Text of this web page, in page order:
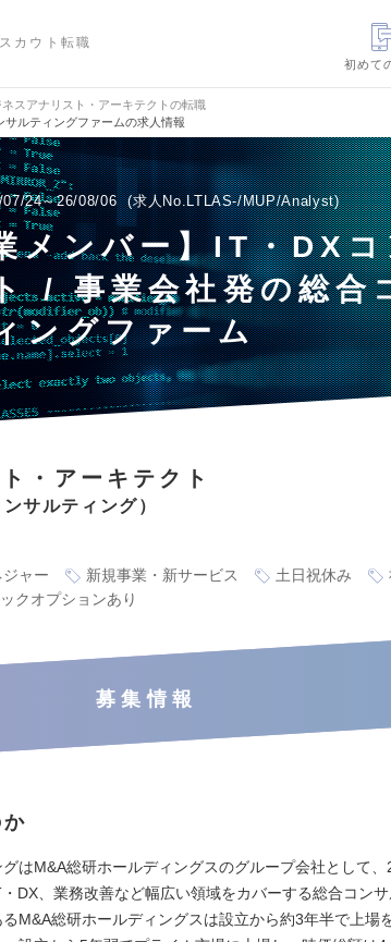
カウト転職
初めて
ネスアナリスト・アーキテクトの転職
サルティングファームの求人情報
07/24～26/08/06 求人No.LTLAS-/MUP/Analyst
メンバー】IT・DX
/ 事業会社発の総合
ングファーム
・アーキテクト
サルティング
ャー 新規事業・新サービス 土日祝休み
クオプションあり
募集情報
はM&A総研ホールディングスのグループ会社として、
DX、業務改善など幅広い領域をカバーする総合コン
M&A総研ホールディングスは設立から約3年半で上場